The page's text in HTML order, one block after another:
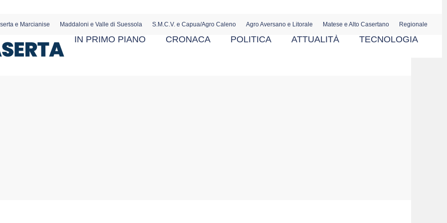
e Marcianise Maddaloni e Valle di Suessola S.M.C.V. e Capua/Agro Caleno Agro Aversano e Litorale Matese e Alto Casertano Regionale
IN PRIMO PIANO CRONACA POLITICA ATTUALITÀ TECNOLOGIA